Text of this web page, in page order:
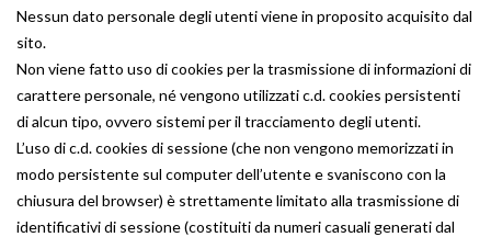
Nessun dato personale degli utenti viene in proposito acquisito dal
sito.
Non viene fatto uso di cookies per la trasmissione di informazioni di
carattere personale, né vengono utilizzati c.d. cookies persistenti
di alcun tipo, ovvero sistemi per il tracciamento degli utenti.
L’uso di c.d. cookies di sessione (che non vengono memorizzati in
modo persistente sul computer dell’utente e svaniscono con la
chiusura del browser) è strettamente limitato alla trasmissione di
identificativi di sessione (costituiti da numeri casuali generati dal